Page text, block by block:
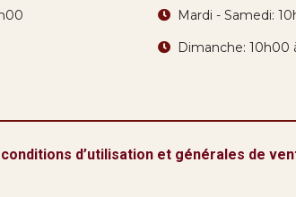
Mardi - Samedi:
Dimanche: 10h00
d’utilisation et générales de